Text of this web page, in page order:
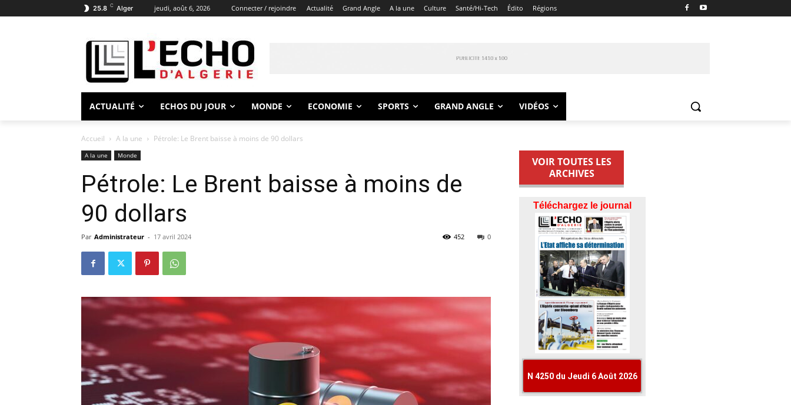
25.8 C Alger jeudi, août 6, 2026 Connecter / rejoindre Actualité Grand Angle A la une Culture Santé/Hi-Tech Édito Régions
ACTUALITÉ ECHOS DU JOUR MONDE ECONOMIE SPORTS GRAND ANGLE VIDÉOS
Accueil A la une Pétrole: Le Brent baisse à moins de 90 dollars
A la une Monde
Pétrole: Le Brent baisse à moins de
90 dollars
Par Administrateur - 17 avril 2024 0
452
VOIR TOUTES LES
ARCHIVES